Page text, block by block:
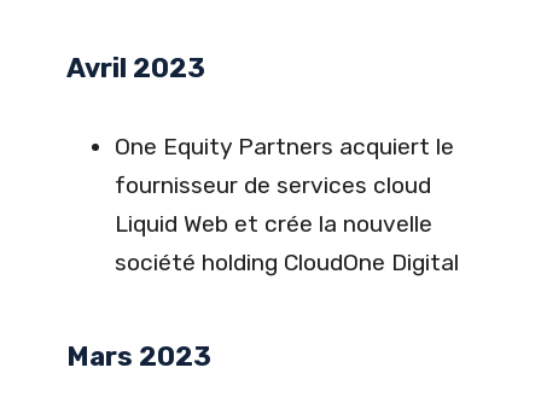
Avril 2023
One Equity Partners acquiert le
fournisseur de services cloud
Liquid Web et crée la nouvelle
société holding CloudOne Digital
Mars 2023